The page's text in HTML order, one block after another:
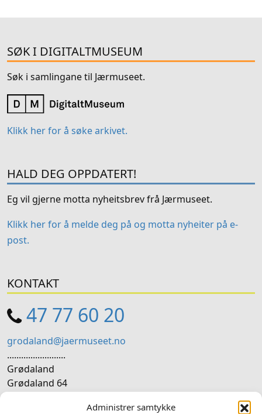
Administrer samtykke
SØK I DIGITALTMUSEUM
Søk i samlingane til Jærmuseet.
Klikk her for å søke arkivet.
HALD DEG OPPDATERT!
Eg vil gjerne motta nyheitsbrev frå Jærmuseet.
Klikk her for å melde deg på og motta nyheiter på e-
post.
KONTAKT
47 77 60 20
grodaland@jaermuseet.no
.........................
Grødaland
Grødaland 64